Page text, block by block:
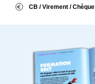
CB / Virement / Chèque